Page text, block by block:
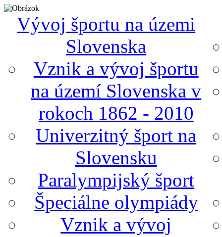
Vývoj športu na územi
Slovenska
Vznik a vývoj športu
na území Slovenska v
rokoch 1862 - 2010
Univerzitný šport na
Slovensku
Paralympijský šport
Špeciálne olympiády
Vznik a vývoj